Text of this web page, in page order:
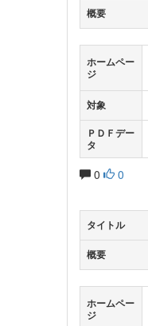
概要
ホームペー
ジ
対象
ＰＤＦデー
タ
0 0
タイトル
概要
ホームペー
ジ